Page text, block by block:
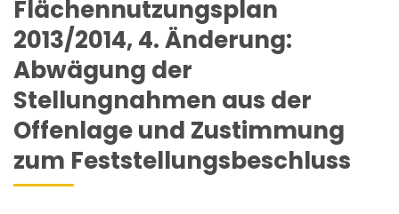
Flächennutzungsplan
2013/2014, 4. Änderung:
Abwägung der
Stellungnahmen aus der
Offenlage und Zustimmung
zum Feststellungsbeschluss